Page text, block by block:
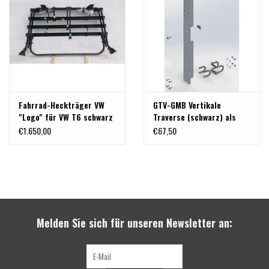
Fahrrad-Heckträger VW
"Logo" für VW T6 schwarz
pulverbeschichtet
€1.650,00
GTV-GMB Vertikale
Traverse (schwarz) als
Systemerweiterung für
€67,50
Melden Sie sich für unseren Newsletter an: